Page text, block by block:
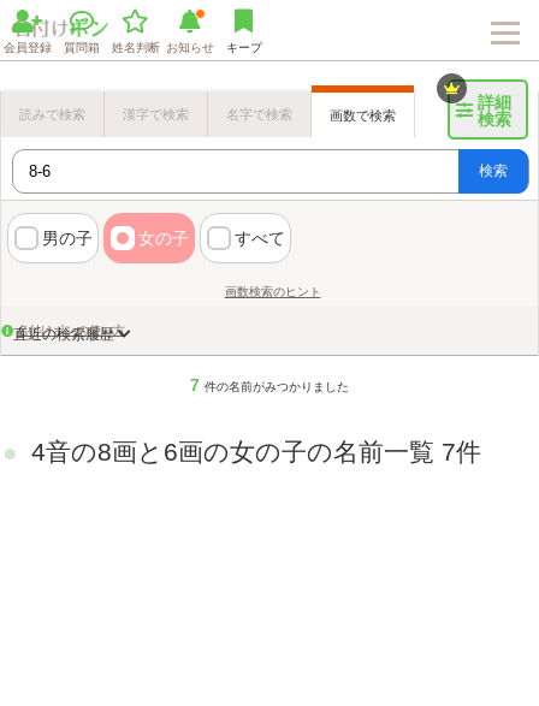
会員登録 質問箱 姓名判断 お知らせ キープ
詳細
検索
読みで検索 漢字で検索 名字で検索 画数で検索
検索
男の子 女の子 すべて
画数検索のヒント
名付けポンの使い方
直近の検索履歴
7 件の名前がみつかりました
4音の8画と6画の女の子の名前一覧 7件